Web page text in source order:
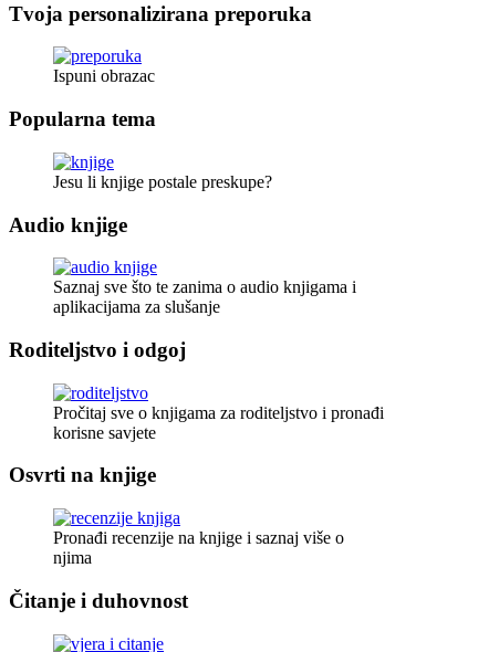
Tvoja personalizirana preporuka
Ispuni obrazac
Popularna tema
Jesu li knjige postale preskupe?
Audio knjige
Saznaj sve što te zanima o audio knjigama i
aplikacijama za slušanje
Roditeljstvo i odgoj
Pročitaj sve o knjigama za roditeljstvo i pronađi
korisne savjete
Osvrti na knjige
Pronađi recenzije na knjige i saznaj više o
njima
Čitanje i duhovnost